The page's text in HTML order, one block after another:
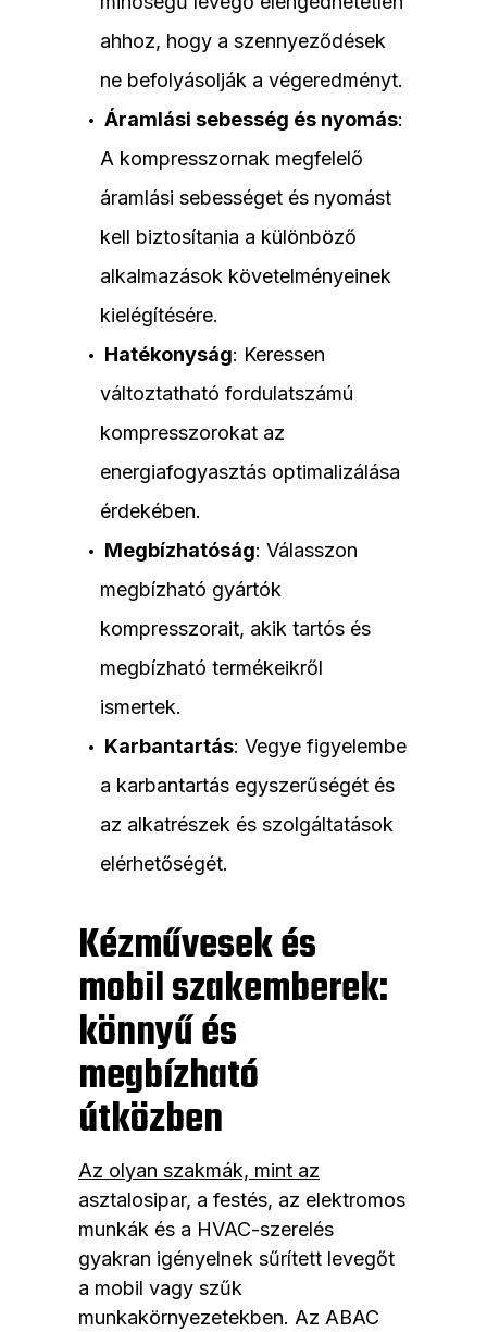
ahhoz, hogy a szennyeződések
ne befolyásolják a végeredményt.
Áramlási sebesség és nyomás:
A kompresszornak megfelelő
áramlási sebességet és nyomást
kell biztosítania a különböző
alkalmazások követelményeinek
kielégítésére.
Hatékonyság: Keressen
változtatható fordulatszámú
kompresszorokat az
energiafogyasztás optimalizálása
érdekében.
Megbízhatóság: Válasszon
megbízható gyártók
kompresszorait, akik tartós és
megbízható termékeikről
ismertek.
Karbantartás: Vegye figyelembe
a karbantartás egyszerűségét és
az alkatrészek és szolgáltatások
elérhetőségét.
Kézművesek és
mobil szakemberek:
könnyű és
megbízható
útközben
Az olyan szakmák, mint az
asztalosipar, a festés, az elektromos
munkák és a HVAC-szerelés
gyakran igényelnek sűrített levegőt
a mobil vagy szűk
munkakörnyezetekben. Az ABAC